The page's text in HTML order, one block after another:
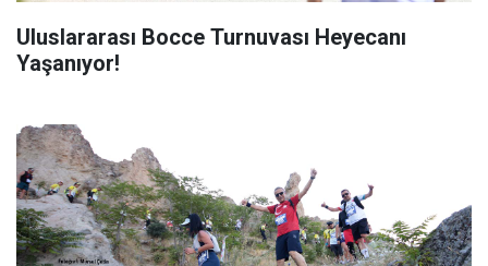
Uluslararası Bocce Turnuvası Heyecanı
Yaşanıyor!